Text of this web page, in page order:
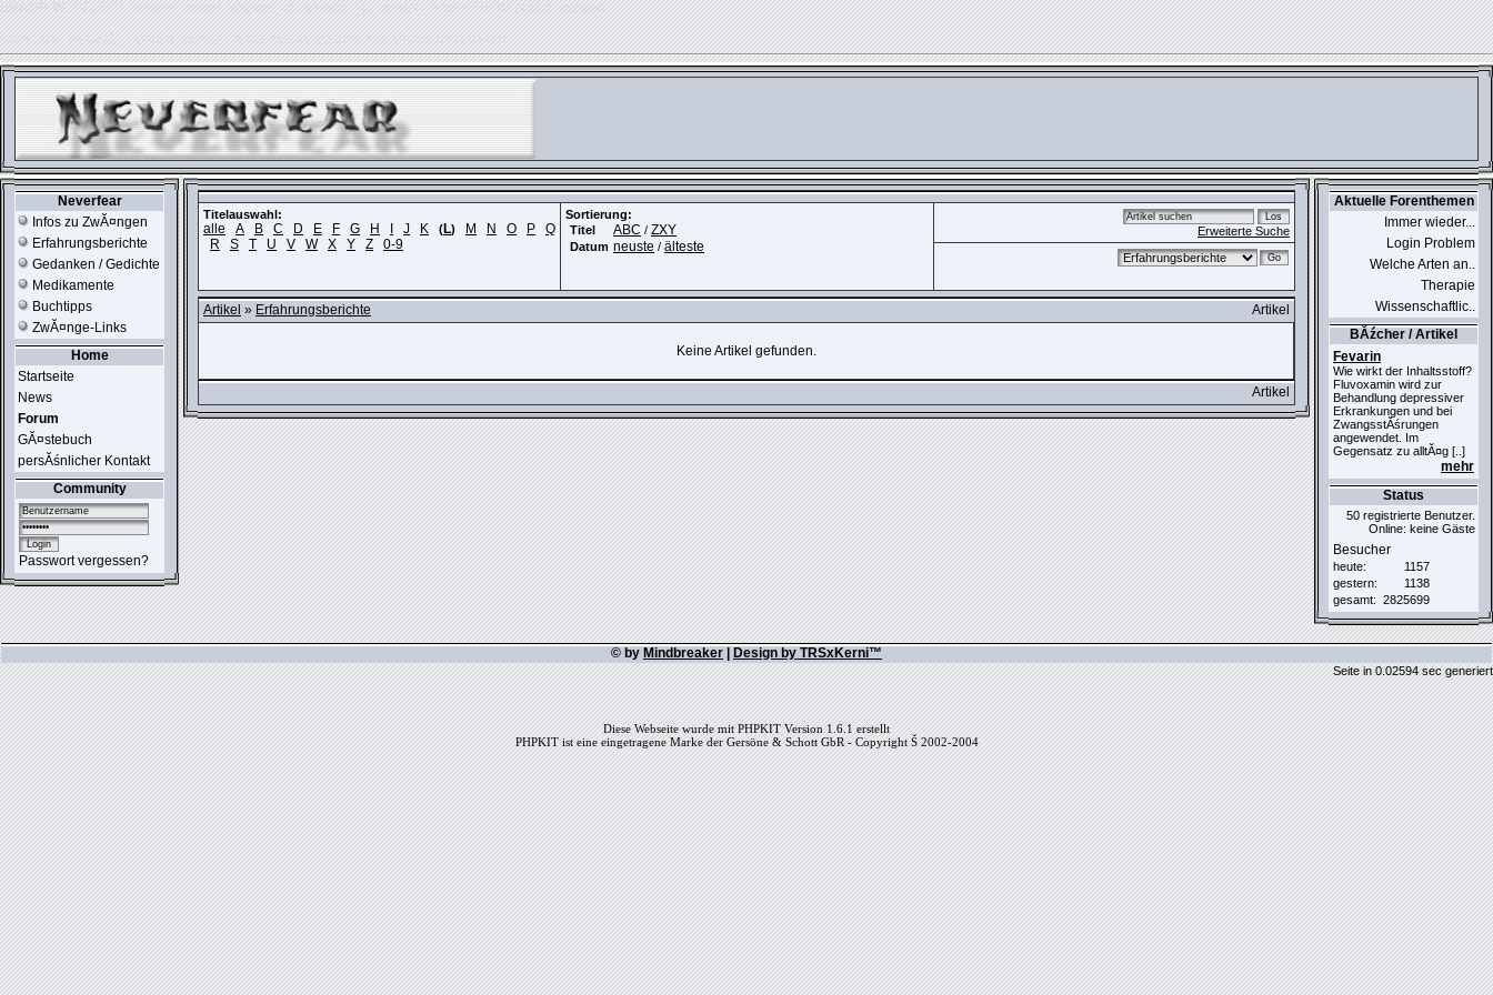
ERROR IN:SELECT session_userid, session_url, session_ip, session_expire FROM phpkit_session
table './usr_web212_1/phpkit_session' is marked as crashed and should be repaired
Neverfear
Infos zu ZwĂ¤ngen
Erfahrungsberichte
Gedanken / Gedichte
Medikamente
Buchtipps
ZwĂ¤nge-Links
Home
Startseite
News
Forum
GĂ¤stebuch
persĂśnlicher Kontakt
Community
Passwort vergessen?
Titelauswahl:
alle A B C D E F G H J K (L) M N O P
Q
R
S T U V W X Y Z 0-9
Sortierung:
Titel
ABC / ZXY
Datum neuste / älteste
Erweiterte Suche
Artikel » Erfahrungsberichte Artikel
Keine Artikel gefunden.
Artikel
Aktuelle Forenthemen
Immer wieder...
Login Problem
Welche Arten an..
Therapie
Wissenschaftlic..
BĂźcher / Artikel
Fevarin
Wie wirkt der Inhaltsstoff?
Fluvoxamin wird zur
Behandlung depressiver
Erkrankungen und bei
ZwangsstĂśrungen
angewendet. Im
Gegensatz zu alltĂ¤g [..]
mehr
Status
50 registrierte Benutzer.
Online: keine Gäste
Besucher
heute:
1157
gestern:
1138
gesamt: 2825699
© by Mindbreaker Design by TRSxKerni™
Seite in 0.02594 sec generiert
Diese Webseite wurde mit PHPKIT Version 1.6.1 erstellt
PHPKIT ist eine eingetragene Marke der Gersöne & Schott GbR - Copyright Š 2002-2004